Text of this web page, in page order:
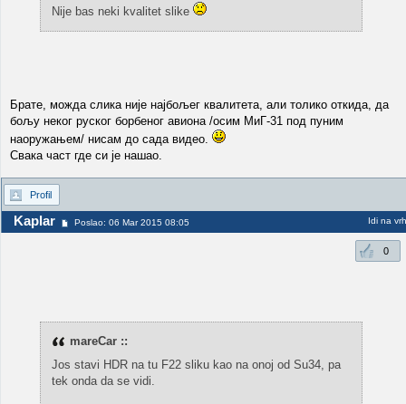
Nije bas neki kvalitet slike
Брате, можда слика није најбољег квалитета, али толико откида, да
бољу неког руског борбеног авиона /осим МиГ-31 под пуним
наоружањем/ нисам до сада видео.
Свака част где си је нашао.
Profil
Kaplar Poslao: 06 Mar 2015 08:05 Idi na vrh
0
mareCar ::
Jos stavi HDR na tu F22 sliku kao na onoj od Su34, pa
tek onda da se vidi.